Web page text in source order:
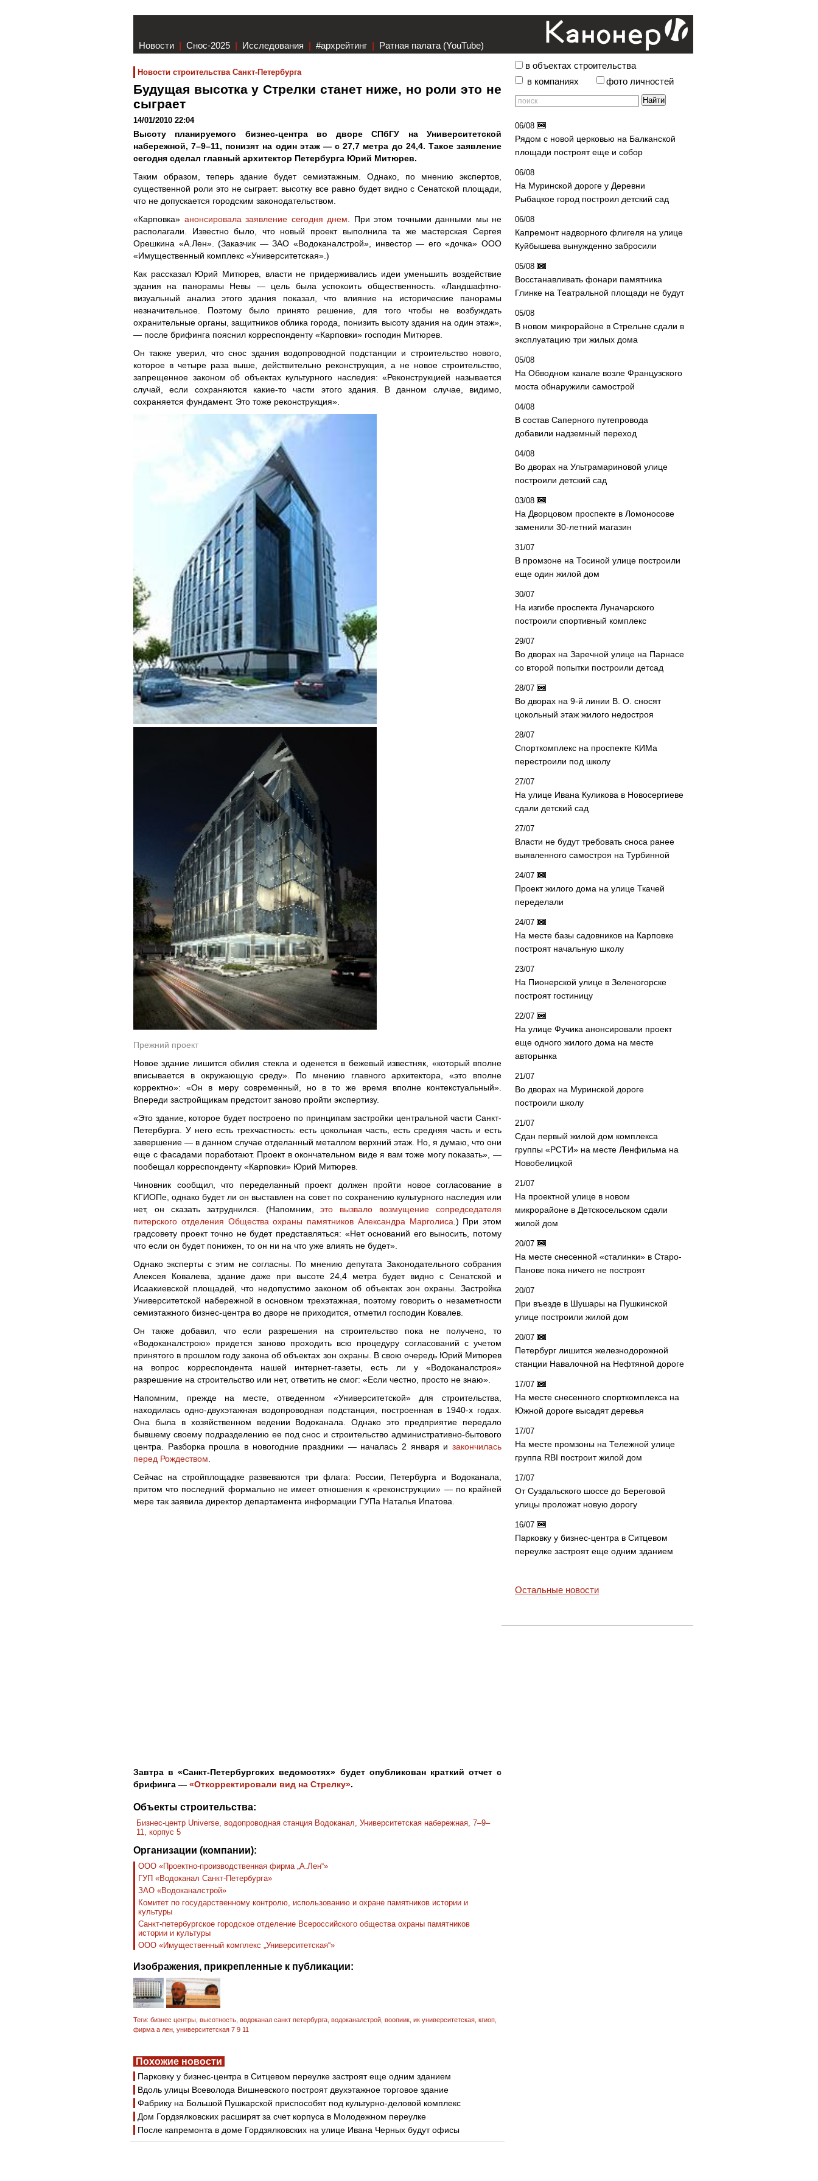
Новости | Снос-2025 | Исследования | #архрейтинг | Ратная палата (YouTube)
Новости строительства Санкт-Петербурга
Будущая высотка у Стрелки станет ниже, но роли это не
сыграет
14/01/2010 22:04
Высоту планируемого бизнес-центра во дворе СПбГУ на Университетской
набережной, 7–9–11, понизят на один этаж — с 27,7 метра до 24,4. Такое заявление
сегодня сделал главный архитектор Петербурга Юрий Митюрев.
Таким образом, теперь здание будет семиэтажным. Однако, по мнению экспертов,
существенной роли это не сыграет: высотку все равно будет видно с Сенатской площади,
что не допускается городским законодательством.
«Карповка» анонсировала заявление сегодня днем . При этом точными данными мы не
располагали. Известно было, что новый проект выполнила та же мастерская Сергея
Орешкина «А.Лен». (Заказчик — ЗАО «Водоканалстрой», инвестор — его «дочка» ООО
«Имущественный комплекс «Университетская».)
Как рассказал Юрий Митюрев, власти не придерживались идеи уменьшить воздействие
здания на панорамы Невы — цель была успокоить общественность. «Ландшафтно-
визуальный анализ этого здания показал, что влияние на исторические панорамы
незначительное. Поэтому было принято решение, для того чтобы не возбуждать
охранительные органы, защитников облика города, понизить высоту здания на один этаж»,
— после брифинга пояснил корреспонденту «Карповки» господин Митюрев.
Он также уверил, что снос здания водопроводной подстанции и строительство нового,
которое в четыре раза выше, действительно реконструкция, а не новое строительство,
запрещенное законом об объектах культурного наследия: «Реконструкцией называется
случай, если сохраняются какие-то части этого здания. В данном случае, видимо,
сохраняется фундамент. Это тоже реконструкция».
Прежний проект
Новое здание лишится обилия стекла и оденется в бежевый известняк, «который вполне
вписывается в окружающую среду». По мнению главного архитектора, «это вполне
корректно»: «Он в меру современный, но в то же время вполне контекстуальный».
Впереди застройщикам предстоит заново пройти экспертизу.
«Это здание, которое будет построено по принципам застройки центральной части Санкт-
Петербурга. У него есть трехчастность: есть цокольная часть, есть средняя часть и есть
завершение — в данном случае отделанный металлом верхний этаж. Но, я думаю, что они
еще с фасадами поработают. Проект в окончательном виде я вам тоже могу показать», —
пообещал корреспонденту «Карповки» Юрий Митюрев.
Чиновник сообщил, что переделанный проект должен пройти новое согласование в
КГИОПе, однако будет ли он выставлен на совет по сохранению культурного наследия или
нет, он сказать затруднился. (Напомним,это вызвало возмущение сопредседателя
питерского отделения Общества охраны памятников Александра Марголиса .) При этом
градсовету проект точно не будет представляться: «Нет оснований его выносить, потому
что если он будет понижен, то он ни на что уже влиять не будет».
Однако эксперты с этим не согласны. По мнению депутата Законодательного собрания
Алексея Ковалева, здание даже при высоте 24,4 метра будет видно с Сенатской и
Исаакиевской площадей, что недопустимо законом об объектах зон охраны. Застройка
Университетской набережной в основном трехэтажная, поэтому говорить о незаметности
семиэтажного бизнес-центра во дворе не приходится, отметил господин Ковалев.
Он также добавил, что если разрешения на строительство пока не получено, то
«Водоканалстрою» придется заново проходить всю процедуру согласований с учетом
принятого в прошлом году закона об объектах зон охраны. В свою очередь Юрий Митюрев
на вопрос корреспондента нашей интернет-газеты, есть ли у «Водоканалстроя»
разрешение на строительство или нет, ответить не смог: «Если честно, просто не знаю».
Напомним, прежде на месте, отведенном «Университетской» для строительства,
находилась одно-двухэтажная водопроводная подстанция, построенная в 1940-х годах.
Она была в хозяйственном ведении Водоканала. Однако это предприятие передало
бывшему своему подразделению ее под снос и строительство административно-бытового
центра. Разборка прошла в новогодние праздники — началась 2 января и закончилась
перед Рождеством
Сейчас на стройплощадке развеваются три флага: России, Петербурга и Водоканала,
притом что последний формально не имеет отношения к «реконструкции» — по крайней
мере так заявила директор департамента информации ГУПа Наталья Ипатова.
Завтра в «Санкт-Петербургских ведомостях» будет опубликован краткий отчет с
брифинга — «Откорректировали вид на Стрелку».
Объекты строительства:
Бизнес-центр Universe, водопроводная станция Водоканал, Университетская набережная, 7–9–
11, корпус 5
Организации (компании):
ООО «Проектно-производственная фирма „А.Лен“»
ГУП «Водоканал Санкт-Петербурга»
ЗАО «Водоканалстрой»
Комитет по государственному контролю, использованию и охране памятников истории и
культуры
Санкт-петербургское городское отделение Всероссийского общества охраны памятников
истории и культуры
ООО «Имущественный комплекс „Университетская“»
Изображения, прикрепленные к публикации:
Теги: бизнес центры высотность водоканал санкт петербурга водоканалстрой воопиик ик университетская кгиоп
фирма а лен университетская 7 9 11
Похожие новости
Парковку у бизнес-центра в Ситцевом переулке застроят еще одним зданием
Вдоль улицы Всеволода Вишневского построят двухэтажное торговое здание
Фабрику на Большой Пушкарской приспособят под культурно-деловой комплекс
Дом Гордзялковских расширят за счет корпуса в Молодежном переулке
После капремонта в доме Гордзялковских на улице Ивана Черных будут офисы
в объектах строительства
в компаниях
фото личностей
06/08
Рядом с новой церковью на Балканской
площади построят еще и собор
06/08
На Муринской дороге у Деревни
Рыбацкое город построил детский сад
06/08
Капремонт надворного флигеля на улице
Куйбышева вынужденно забросили
05/08
Восстанавливать фонари памятника
Глинке на Театральной площади не будут
05/08
В новом микрорайоне в Стрельне сдали в
эксплуатацию три жилых дома
05/08
На Обводном канале возле Французского
моста обнаружили самострой
04/08
В состав Саперного путепровода
добавили надземный переход
04/08
Во дворах на Ультрамариновой улице
построили детский сад
03/08
На Дворцовом проспекте в Ломоносове
заменили 30-летний магазин
31/07
В промзоне на Тосиной улице построили
еще один жилой дом
30/07
На изгибе проспекта Луначарского
построили спортивный комплекс
29/07
Во дворах на Заречной улице на Парнасе
со второй попытки построили детсад
28/07
Во дворах на 9-й линии В. О. сносят
цокольный этаж жилого недостроя
28/07
Спорткомплекс на проспекте КИМа
перестроили под школу
27/07
На улице Ивана Куликова в Новосергиеве
сдали детский сад
27/07
Власти не будут требовать сноса ранее
выявленного самостроя на Турбинной
24/07
Проект жилого дома на улице Ткачей
переделали
24/07
На месте базы садовников на Карповке
построят начальную школу
23/07
На Пионерской улице в Зеленогорске
построят гостиницу
22/07
На улице Фучика анонсировали проект
еще одного жилого дома на месте
авторынка
21/07
Во дворах на Муринской дороге
построили школу
21/07
Сдан первый жилой дом комплекса
группы «РСТИ» на месте Ленфильма на
Новобелицкой
21/07
На проектной улице в новом
микрорайоне в Детскосельском сдали
жилой дом
20/07
На месте снесенной «сталинки» в Старо-
Панове пока ничего не построят
20/07
При въезде в Шушары на Пушкинской
улице построили жилой дом
20/07
Петербург лишится железнодорожной
станции Навалочной на Нефтяной дороге
17/07
На месте снесенного спорткомплекса на
Южной дороге высадят деревья
17/07
На месте промзоны на Тележной улице
группа RBI построит жилой дом
17/07
От Суздальского шоссе до Береговой
улицы проложат новую дорогу
16/07
Парковку у бизнес-центра в Ситцевом
переулке застроят еще одним зданием
Остальные новости